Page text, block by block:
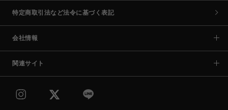
特定商取引法など法令に基づく表記
会社情報
関連サイト